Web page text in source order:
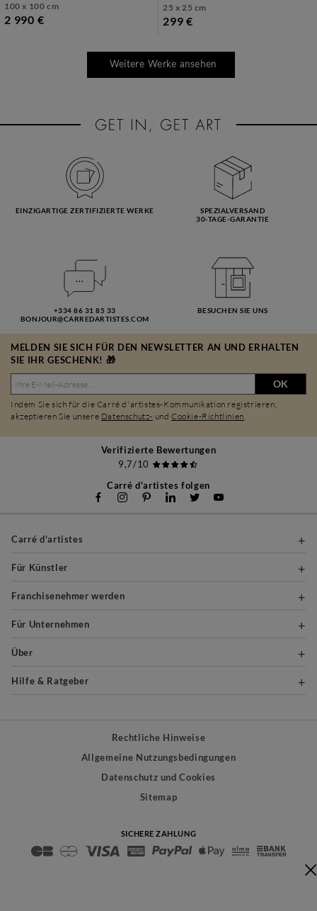
100 x 100 cm
2 990 €
25 x 25 cm
299 €
Weitere Werke ansehen
EINZIGARTIGE ZERTIFIZIERTE WERKE
SPEZIALVERSAND
30-TAGE-GARANTIE
+334 86 31 85 33
BONJOUR@CARREDARTISTES.COM
BESUCHEN SIE UNS
MELDEN SIE SICH FÜR DEN NEWSLETTER AN UND ERHALTEN
SIE IHR GESCHENK! 🎁
OK
Indem Sie sich für die Carré d'artistes-Kommunikation registrieren,
akzeptieren Sie unsere Datenschutz- undCookie-Richtlinien.
Verifizierte Bewertungen
9,7/10
Carré d'artistes folgen
Carré d'artistes
Für Künstler
Franchisenehmer werden
Für Unternehmen
Über
Hilfe & Ratgeber
Rechtliche Hinweise
Allgemeine Nutzungsbedingungen
Datenschutz und Cookies
Sitemap
SICHERE ZAHLUNG